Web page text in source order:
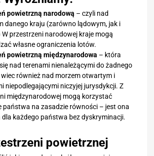
powietrzną narodową – czyli nad
danego kraju (zarówno lądowym, jak i
przestrzeni narodowej kraje mogą
własne ograniczenia lotów.
powietrzną międzynarodowa – która
nad terenami nienależącymi do żadnego
również nad morzem otwartym i
niepodlegającymi niczyjej jurysdykcji. Z
międzynarodowej mogą korzystać
państwa na zasadzie równości – jest ona
każdego państwa bez dyskryminacji.
powietrznej